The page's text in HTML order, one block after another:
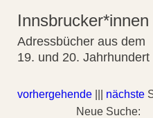
Innsbrucker*innen
Adressbücher aus dem
19. und 20. Jahrhundert
vorhergehende nächste
Neue Suche: